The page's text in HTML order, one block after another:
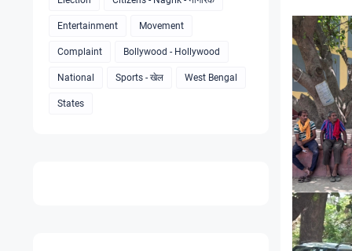
Entertainment Movement
Complaint Bollywood - Hollywood
National Sports - खेल West Bengal
States